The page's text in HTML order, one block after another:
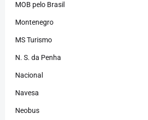
MOB pelo Brasil
Montenegro
MS Turismo
N. S. da Penha
Nacional
Navesa
Neobus